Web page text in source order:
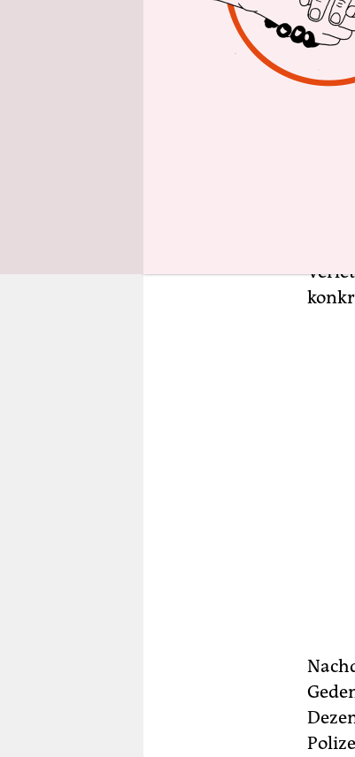
ein
Erst
die